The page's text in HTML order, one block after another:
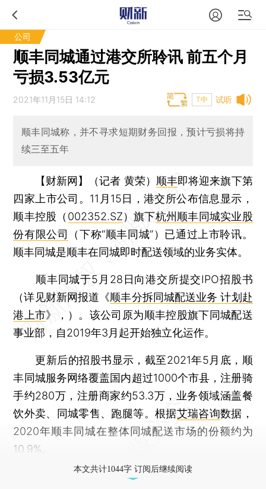
公司
顺丰同城通过港交所聆讯 前五个月
亏损3.53亿元
试听
2021年11月15日 14:12 T中
顺丰同城称，并不寻求短期财务回报，预计亏损将持
续三至五年
【财新网】（记者 黄荣） 顺丰即将迎来旗下第
四家上市公司。11月15日，港交所公布信息显示，
顺丰控股（ 002352.SZ）旗下杭州顺丰同城实业股
份有限公司
（下称“顺丰同城”）已通过上市聆讯。
顺丰同城是顺丰在同城即时配送领域的业务实体。
顺丰同城于5月28日向港交所提交IPO招股书
（详见财新网报道《顺丰分拆同城配送业务 计划赴
港上市》，）。该公司原为顺丰控股旗下同城配送
事业部，自2019年3月起开始独立化运作。
更新后的招股书显示，截至2021年5月底，顺
丰同城服务网络覆盖国内超过1000个市县，注册骑
手约280万，注册商家约53.3万，业务领域涵盖餐
饮外卖、同城零售、跑腿等。根据艾瑞咨询数据，
2020年顺丰同城在整体同城配送市场的份额约为
10.9%。
本文共计1044字 订阅后继续阅读